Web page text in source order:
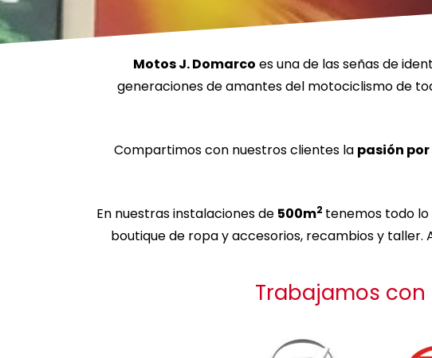
Motos J. Domarco es una de las señas de
generaciones de amantes del motociclismo de
Compartimos con nuestros clientes la pasión
En nuestras instalaciones de 500m2 tenemos todo
boutique de ropa y accesorios, recambios y taller.
Trabajamos